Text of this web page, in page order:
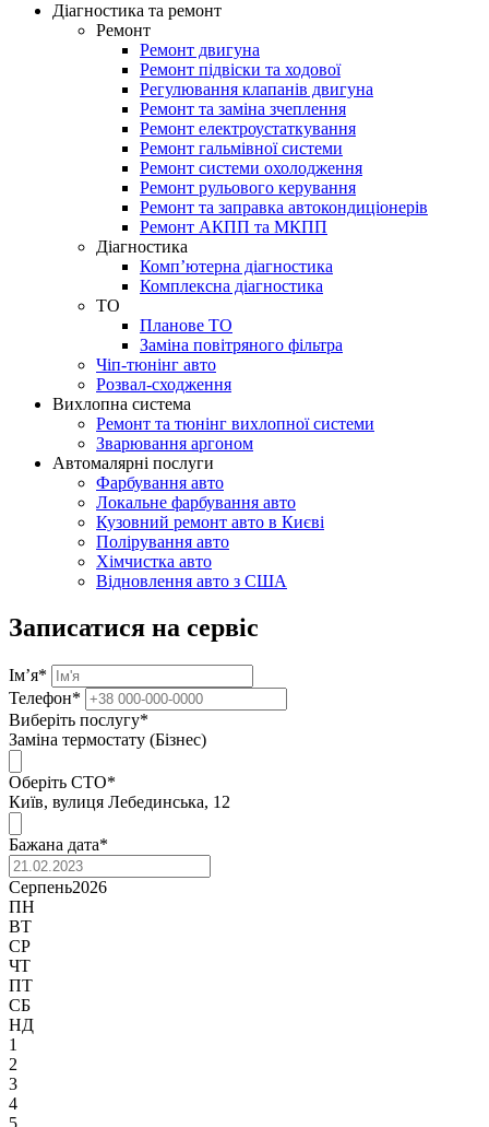
Діагностика та ремонт
Ремонт
Ремонт двигуна
Ремонт підвіски та ходової
Регулювання клапанів двигуна
Ремонт та заміна зчеплення
Ремонт електроустаткування
Ремонт гальмівної системи
Ремонт системи охолодження
Ремонт рульового керування
Ремонт та заправка автокондиціонерів
Ремонт АКПП та МКПП
Діагностика
Комп’ютерна діагностика
Комплексна діагностика
ТО
Планове ТО
Заміна повітряного фільтра
Чіп-тюнінг авто
Розвал-сходження
Вихлопна система
Ремонт та тюнінг вихлопної системи
Зварювання аргоном
Автомалярні послуги
Фарбування авто
Локальне фарбування авто
Кузовний ремонт авто в Києві
Полірування авто
Хімчистка авто
Відновлення авто з США
Записатися на сервіс
Ім’я*
Телефон*
Виберіть послугу*
Заміна термостату (Бізнес)
Оберіть СТО*
Київ, вулиця Лебединська, 12
Бажана дата*
Серпень2026
ПН
ВТ
СР
ЧТ
ПТ
СБ
НД
1
2
3
4
5